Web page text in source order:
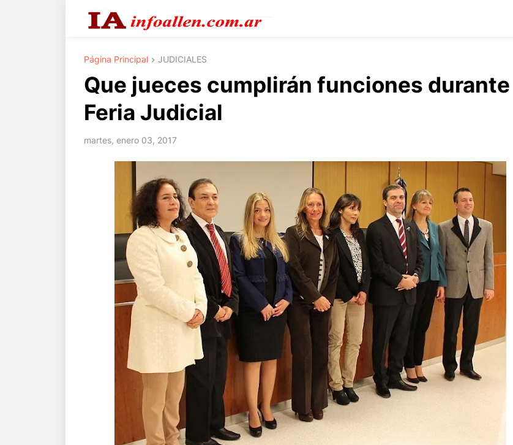
Página Principal JUDICIALES
Que jueces cumplirán funciones durante
Feria Judicial
martes, enero 03, 2017